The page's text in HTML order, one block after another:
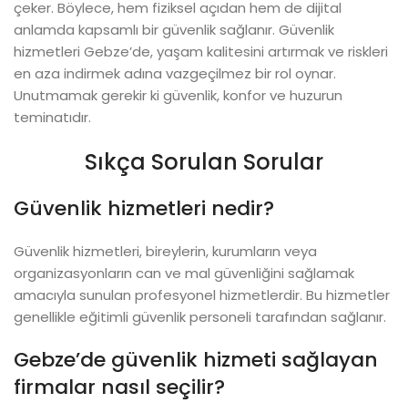
çeker. Böylece, hem fiziksel açıdan hem de dijital
anlamda kapsamlı bir güvenlik sağlanır. Güvenlik
hizmetleri Gebze’de, yaşam kalitesini artırmak ve riskleri
en aza indirmek adına vazgeçilmez bir rol oynar.
Unutmamak gerekir ki güvenlik, konfor ve huzurun
teminatıdır.
Sıkça Sorulan Sorular
Güvenlik hizmetleri nedir?
Güvenlik hizmetleri, bireylerin, kurumların veya
organizasyonların can ve mal güvenliğini sağlamak
amacıyla sunulan profesyonel hizmetlerdir. Bu hizmetler
genellikle eğitimli güvenlik personeli tarafından sağlanır.
Gebze’de güvenlik hizmeti sağlayan
firmalar nasıl seçilir?